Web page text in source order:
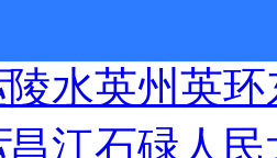
陵水英州英
昌江石碌人